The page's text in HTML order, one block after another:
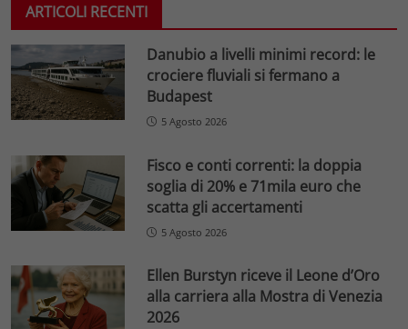
ARTICOLI RECENTI
Danubio a livelli minimi record: le
crociere fluviali si fermano a
Budapest
5 Agosto 2026
Fisco e conti correnti: la doppia
soglia di 20% e 71mila euro che
scatta gli accertamenti
5 Agosto 2026
Ellen Burstyn riceve il Leone d’Oro
alla carriera alla Mostra di Venezia
2026